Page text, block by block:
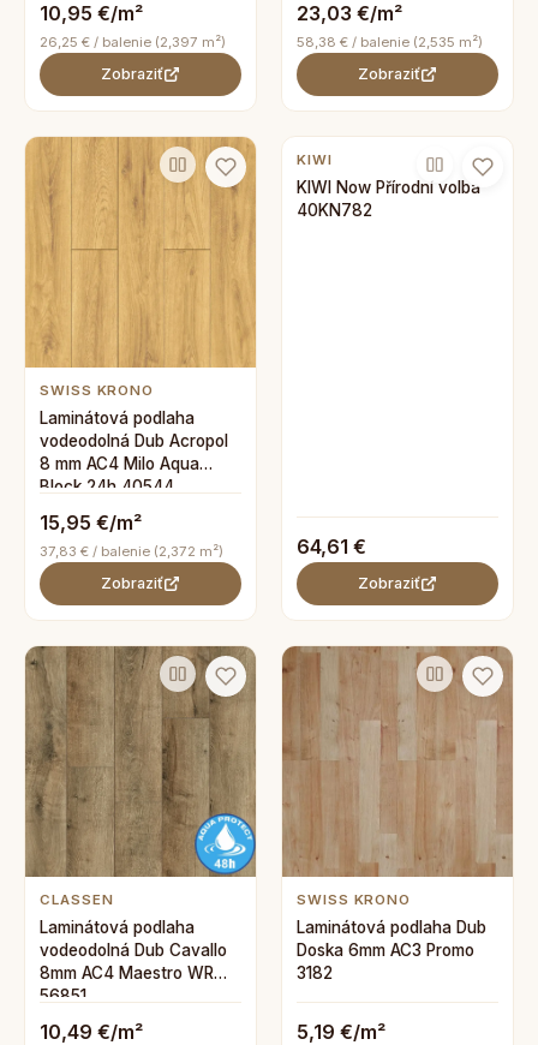
10,95 €/m²
26,25 € / balenie (2,397 m²)
Zobraziť
23,03 €/m²
58,38 € / balenie (2,535 m²)
Zobraziť
SWISS KRONO
Laminátová podlaha
vodeodolná Dub Acropol
8 mm AC4 Milo Aqua
Block 24h 40544
15,95 €/m²
37,83 € / balenie (2,372 m²)
Zobraziť
KIWI
KIWI Now Přírodní volba
40KN782
64,61 €
Zobraziť
CLASSEN
Laminátová podlaha
vodeodolná Dub Cavallo
8mm AC4 Maestro WR
56851
10,49 €/m²
SWISS KRONO
Laminátová podlaha Dub
Doska 6mm AC3 Promo
3182
5,19 €/m²